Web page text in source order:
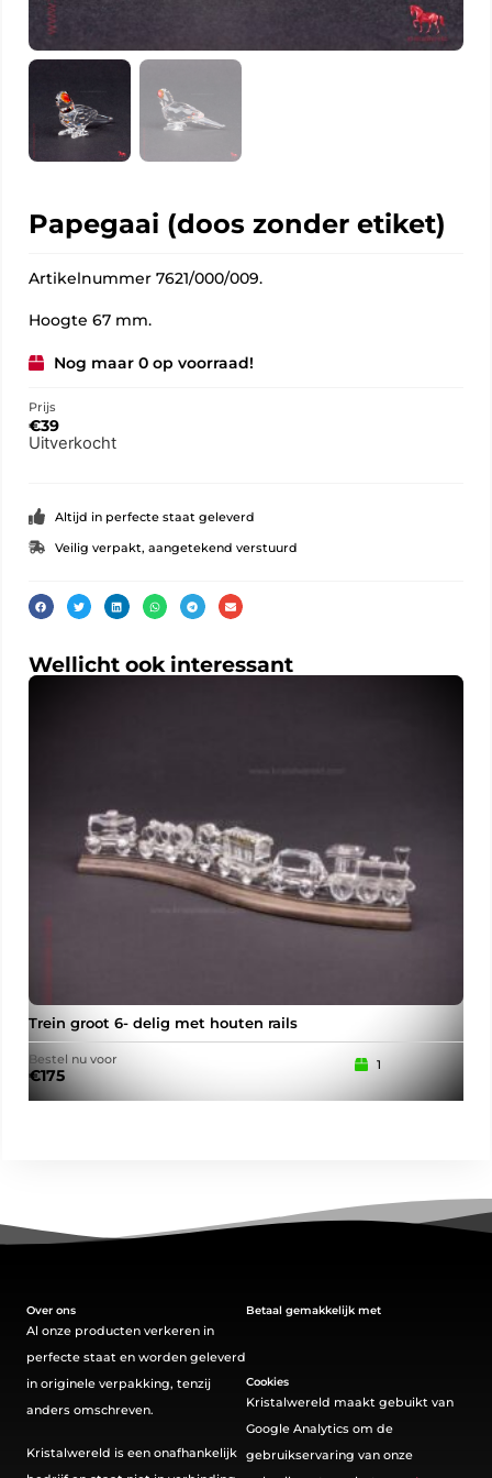
Papegaai (doos zonder etiket)
Artikelnummer 7621/000/009.
Hoogte 67 mm.
Nog maar 0 op voorraad!
Prijs
€39
Uitverkocht
Altijd in perfecte staat geleverd
Veilig verpakt, aangetekend verstuurd
Wellicht ook interessant
Trein groot 6- delig met houten rails
Bestel nu voor
€175
1
Over ons
Al onze producten verkeren in
perfecte staat en worden geleverd
in originele verpakking, tenzij
anders omschreven.
Kristalwereld is een onafhankelijk
Betaal gemakkelijk met
Cookies
Kristalwereld maakt gebuikt van
Google Analytics om de
gebruikservaring van onze